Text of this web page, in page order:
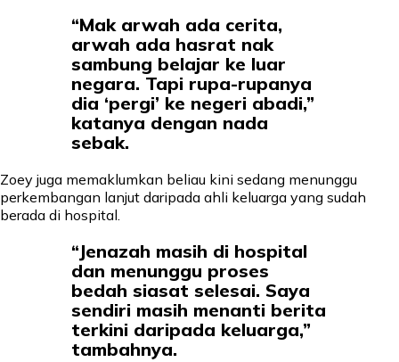
“Mak arwah ada cerita,
arwah ada hasrat nak
sambung belajar ke luar
negara. Tapi rupa-rupanya
dia ‘pergi’ ke negeri abadi,”
katanya dengan nada
sebak.
Zoey juga memaklumkan beliau kini sedang menunggu
perkembangan lanjut daripada ahli keluarga yang sudah
berada di hospital.
“Jenazah masih di hospital
dan menunggu proses
bedah siasat selesai. Saya
sendiri masih menanti berita
terkini daripada keluarga,”
tambahnya.